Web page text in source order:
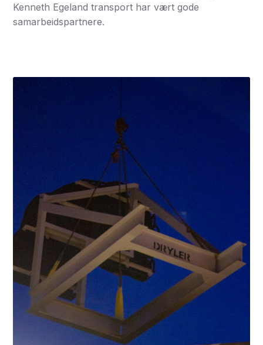
Kenneth Egeland transport har vært gode
samarbeidspartnere.